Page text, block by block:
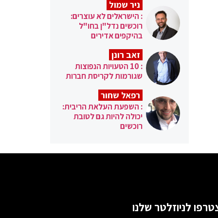
ניר שמול
: הישראלים לא עוצרים:
רוכשים נדל"ן בחו"ל
בהיקפים אדירים
זאב רונן
: 10 הטעויות הנפוצות
שגורמות לקריסת חברות
רפאל שחור
: השפעת העלאת הריבית:
יכולה להיות גם לטובת
רוכשים
לניוזלטר שלנו